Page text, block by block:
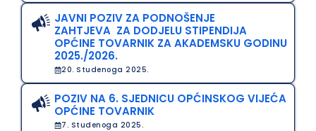
JAVNI POZIV ZA PODNOŠENJE
ZAHTJEVA ZA DODJELU STIPENDIJA
OPĆINE TOVARNIK ZA AKADEMSKU GODINU
2025./2026.
20. Studenoga 2025.
POZIV NA 6. SJEDNICU OPĆINSKOG VIJEĆA
OPĆINE TOVARNIK
7. Studenoga 2025.